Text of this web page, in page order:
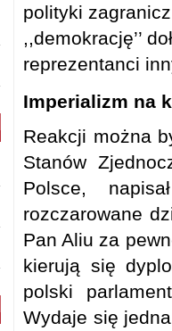
polityki
,,demokrację’’
reprezentanci
Imperializm na
Reakcji można
Stanów
Polsce,
rozczarowane
Pan Aliu za
kierują się
polski
Wydaje się